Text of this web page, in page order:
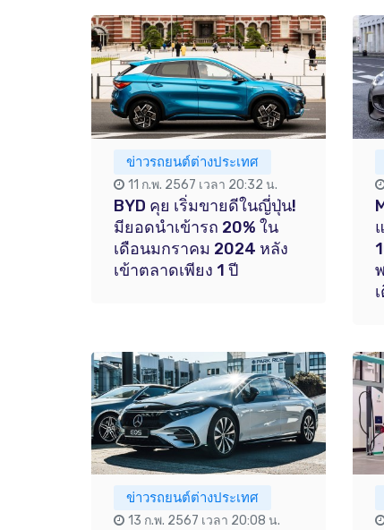
ข่าวรถยนต์ต่างประเทศ
11 ก.พ. 2567 เวลา 20:32 น.
BYD คุย เริ่มขายดีในญี่ปุ่น!
มียอดนำเข้ารถ 20% ใน
เดือนมกราคม 2024 หลัง
เข้าตลาดเพียง 1 ปี
ข่าวรถยนต์ต่างประเทศ
13 ก.พ. 2567 เวลา 20:08 น.